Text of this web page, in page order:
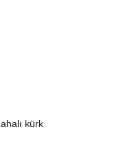
kürk